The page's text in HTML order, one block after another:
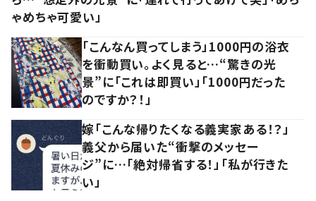
ゃめちゃ可愛い」
「こんなん買ってしまう」1000円の浴衣
を衝動買い。よく見ると…“驚きの光
景”に「これは即買い」「1000円だった
のですか？！」
嫁「こんな帰りたくなる義実家ある！？」
義父から届いた“衝撃のメッセー
ジ”に…「絶対帰省する！」「私が行きた
い」